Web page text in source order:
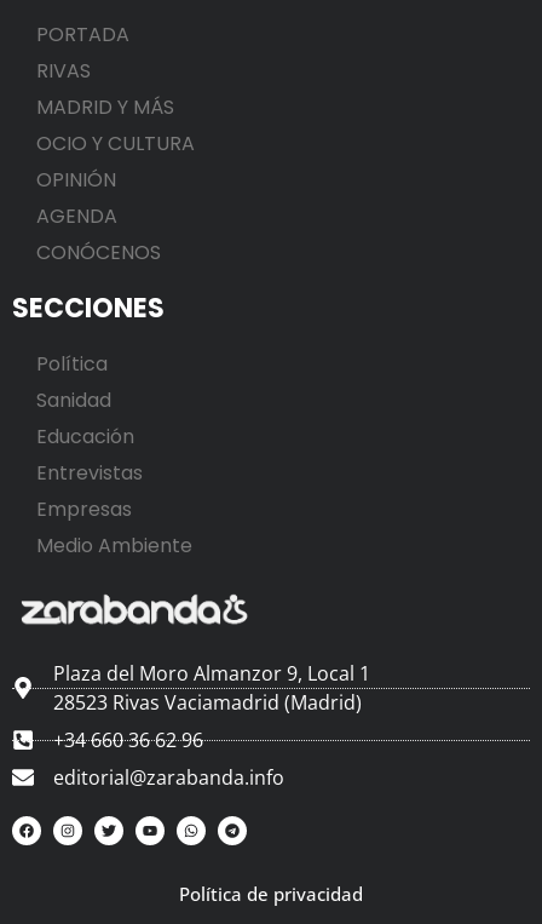
PORTADA
RIVAS
MADRID Y MÁS
OCIO Y CULTURA
OPINIÓN
AGENDA
CONÓCENOS
SECCIONES
Política
Sanidad
Educación
Entrevistas
Empresas
Medio Ambiente
Plaza del Moro Almanzor 9, Local 1
28523 Rivas Vaciamadrid (Madrid)
+34 660 36 62 96
editorial@zarabanda.info
Política de privacidad